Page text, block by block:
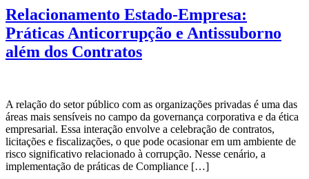
Relacionamento Estado-Empresa:
Práticas Anticorrupção e Antissuborno
além dos Contratos
A relação do setor público com as organizações privadas é uma das
áreas mais sensíveis no campo da governança corporativa e da ética
empresarial. Essa interação envolve a celebração de contratos,
licitações e fiscalizações, o que pode ocasionar em um ambiente de
risco significativo relacionado à corrupção. Nesse cenário, a
implementação de práticas de Compliance […]